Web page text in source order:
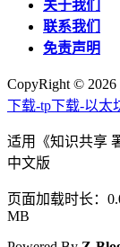
关于我们
联系我们
免责声明
CopyRight © 2026
下载-tp下载-以太
适用《知识共享
中文版
页面加载时长：
MB